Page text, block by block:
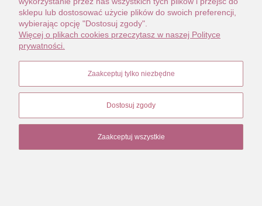
sklepu lub dostosować użycie plików do swoich preferencji,
wybierając opcję "Dostosuj zgody".
Więcej o plikach cookies przeczytasz w naszej Polityce
prywatności.
Zaakceptuj tylko niezbędne
Dostosuj zgody
Zaakceptuj wszystkie